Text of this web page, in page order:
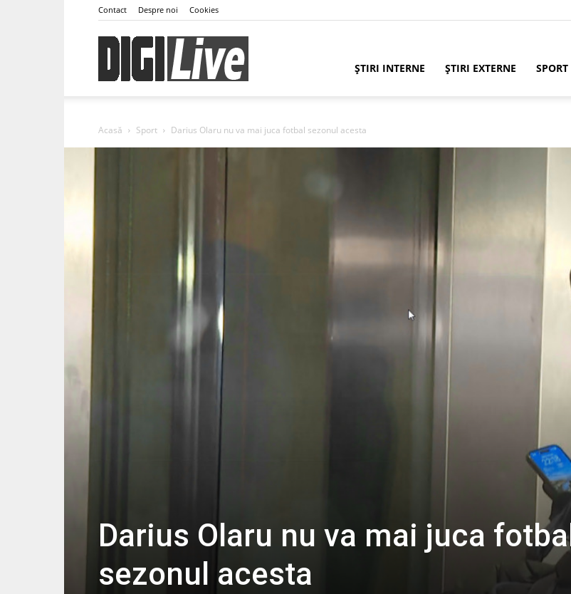
Contact Despre noi Cookies
ȘTIRI INTERNE ȘTIRI EXTERNE SPORT
Acasă Sport Darius Olaru nu va mai juca fotbal sezonul acesta
Darius Olaru nu va mai juca fotbal
sezonul acesta